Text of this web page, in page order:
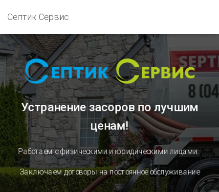
Септик Сервис
Устранение засоровпо лучшим
ценам!
Работаем с физическими и юридическими лицами.
Заключаем договоры на постоянное обслуживание